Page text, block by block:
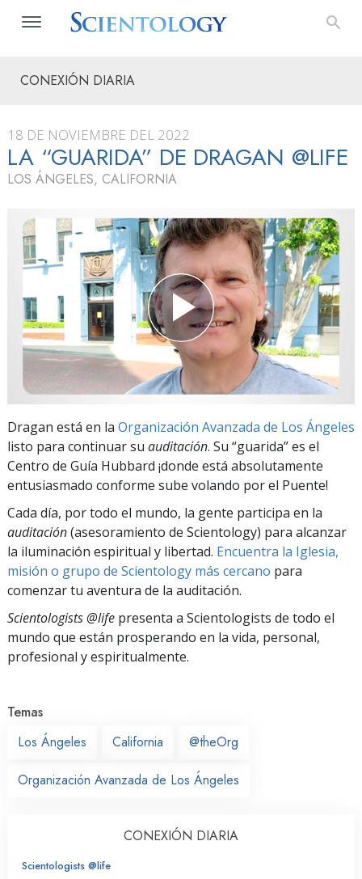
CONEXIÓN DIARIA
18 DE NOVIEMBRE DEL 2022
LA “GUARIDA” DE DRAGAN @LIFE
LOS ÁNGELES, CALIFORNIA
Dragan está en la Organización Avanzada de Los Ángeles
listo para continuar su auditación. Su “guarida” es el
Centro de Guía Hubbard ¡donde está absolutamente
entusiasmado conforme sube volando por el Puente!
Cada día, por todo el mundo, la gente participa en la
auditación(asesoramiento de Scientology) para alcanzar
la iluminación espiritual y libertad. Encuentra la Iglesia,
misión o grupo de Scientology más cercano para
comenzar tu aventura de la auditación.
Scientologists @life presenta a Scientologists de todo el
mundo que están prosperando en la vida, personal,
profesional y espiritualmente.
Temas
Los Ángeles
California @theOrg
Organización Avanzada de Los Ángeles
CONEXIÓN DIARIA
Scientologists @life